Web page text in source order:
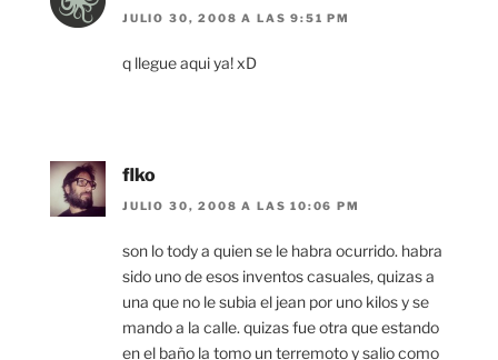
JULIO 30, 2008 A LAS 9:51 PM
q llegue aqui ya! xD
flko
JULIO 30, 2008 A LAS 10:06 PM
son lo tody a quien se le habra ocurrido. habra
sido uno de esos inventos casuales, quizas a
una que no le subia el jean por uno kilos y se
mando a la calle. quizas fue otra que estando
en el baño la tomo un terremoto y salio como